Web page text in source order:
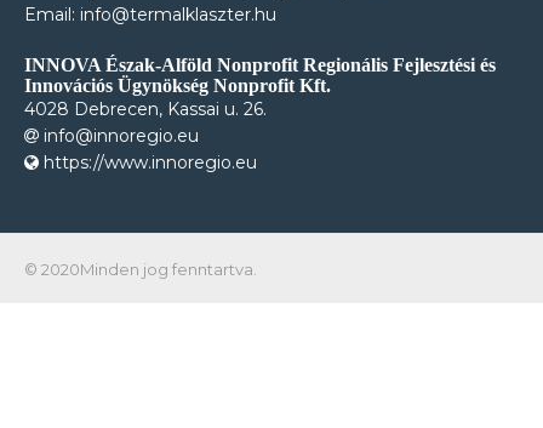
Email: info@termalklaszter.hu
INNOVA Észak-Alföld Nonprofit Regionális Fejlesztési és
Innovációs Ügynökség Nonprofit Kft.
4028 Debrecen, Kassai u. 26.
info@innoregio.eu
https://www.innoregio.eu
© 2020Minden jog fenntartva.